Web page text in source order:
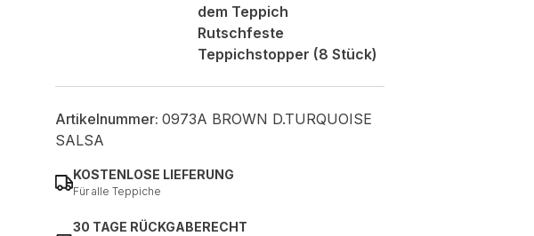
dem Teppich
Rutschfeste
Teppichstopper (8 Stück)
Artikelnummer: 0973A BROWN D.TURQUOISE
SALSA
KOSTENLOSE LIEFERUNG
Für alle Teppiche
30 TAGE RÜCKGABERECHT